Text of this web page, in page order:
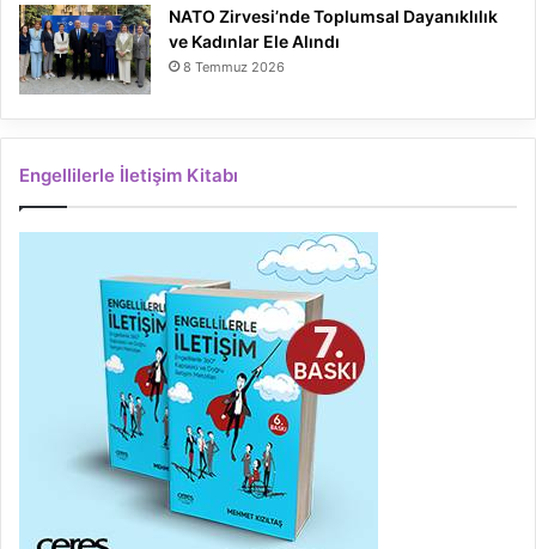
NATO Zirvesi’nde Toplumsal Dayanıklılık
ve Kadınlar Ele Alındı
8 Temmuz 2026
Engellilerle İletişim Kitabı